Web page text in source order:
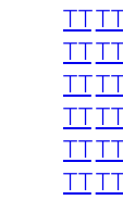
TTTT
TTTT
TTTT
TTTT
TTTT
TTTT